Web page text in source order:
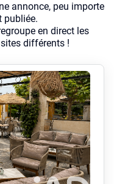
annonce, peu importe
publiée.
en direct les
différents !